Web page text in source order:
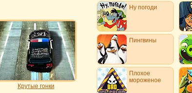
Крутые гонки
Ну погоди
Пингвины
Плохое
мороженое